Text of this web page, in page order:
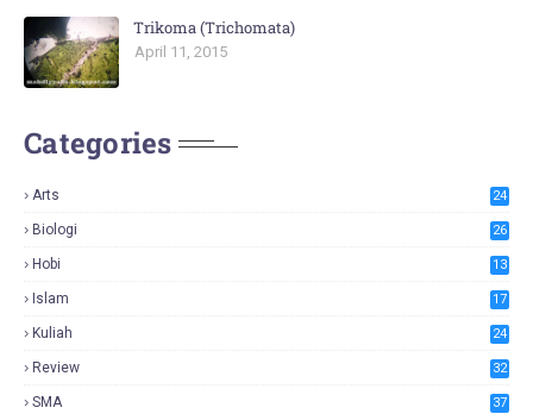
Trikoma (Trichomata)
April 11, 2015
Categories
Arts 24
Biologi 26
Hobi 13
Islam 17
Kuliah 24
Review 32
SMA 37